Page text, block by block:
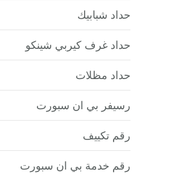
حداد شبابيك
حداد غرف كيربي شينكو
حداد مظلات
رسيفر بي ان سبورت
رقم تكييف
رقم خدمة بي ان سبورت